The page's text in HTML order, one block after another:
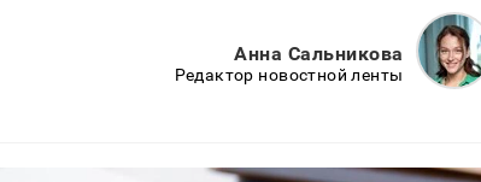
Анна Сальникова
Редактор новостной ленты